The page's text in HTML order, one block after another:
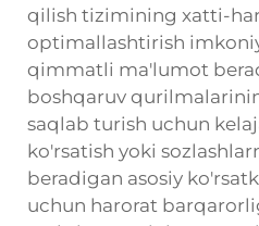
qilish tizimining xatti-
optimallashtirish
qimmatli ma'lumot
boshqaruv
saqlab turish uchun
ko'rsatish yoki
beradigan asosiy
uchun harorat